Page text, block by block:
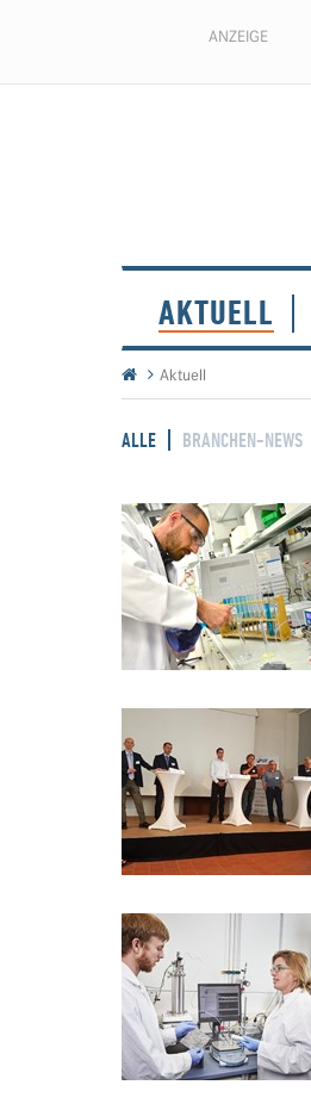
ANZEIGE
AKTUELL
Aktuell
ALLE BRANCHEN-NEWS